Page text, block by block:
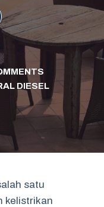
DIESEL
satu
kelistrikan